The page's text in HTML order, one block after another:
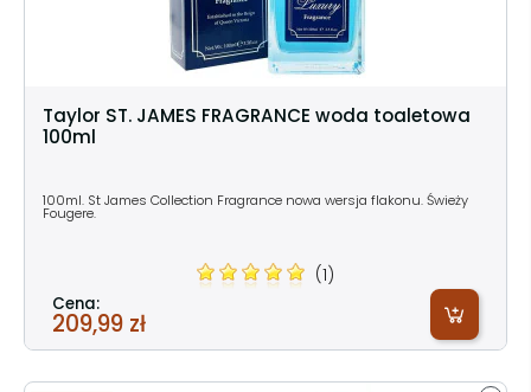
Taylor ST. JAMES FRAGRANCE woda toaletowa
100ml
100ml. St James Collection Fragrance nowa wersja flakonu. Świeży
Fougere.
(1)
Cena:
209,99 zł